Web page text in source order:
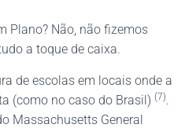
Plano? Não, não fizemos
a toque de caixa.
de escolas em locais onde a
(como no caso do Brasil) (7).
Massachusetts General